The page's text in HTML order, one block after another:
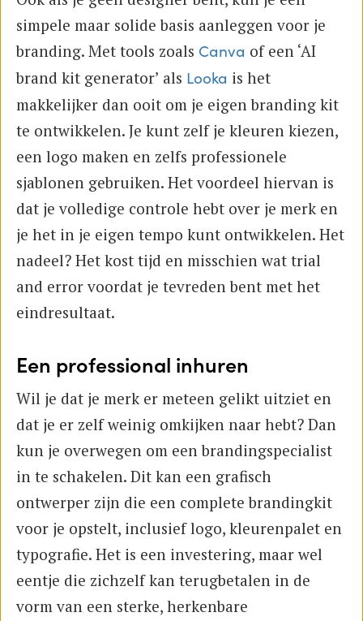
simpele maar solide basis aanleggen voor je
branding. Met tools zoals Canva of een ‘AI
brand kit generator’ als Looka is het
makkelijker dan ooit om je eigen branding kit
te ontwikkelen. Je kunt zelf je kleuren kiezen,
een logo maken en zelfs professionele
sjablonen gebruiken. Het voordeel hiervan is
dat je volledige controle hebt over je merk en
je het in je eigen tempo kunt ontwikkelen. Het
nadeel? Het kost tijd en misschien wat trial
and error voordat je tevreden bent met het
eindresultaat.
Een professional inhuren
Wil je dat je merk er meteen gelikt uitziet en
dat je er zelf weinig omkijken naar hebt? Dan
kun je overwegen om een brandingspecialist
in te schakelen. Dit kan een grafisch
ontwerper zijn die een complete brandingkit
voor je opstelt, inclusief logo, kleurenpalet en
typografie. Het is een investering, maar wel
eentje die zichzelf kan terugbetalen in de
vorm van een sterke, herkenbare